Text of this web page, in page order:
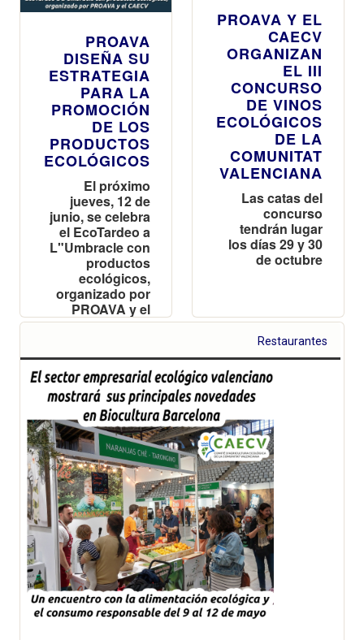
PROAVA
DISEÑA SU
ESTRATEGIA
PARA LA
PROMOCIÓN
DE LOS
PRODUCTOS
ECOLÓGICOS
El próximo
jueves, 12 de
junio, se celebra
el EcoTardeo a
L"Umbracle con
productos
ecológicos,
organizado por
PROAVA y el
CAECV
PROAVA Y EL
CAECV
ORGANIZAN
EL III
CONCURSO
DE VINOS
ECOLÓGICOS
DE LA
COMUNITAT
VALENCIANA
Las catas del
concurso
tendrán lugar
los días 29 y 30
de octubre
Restaurantes